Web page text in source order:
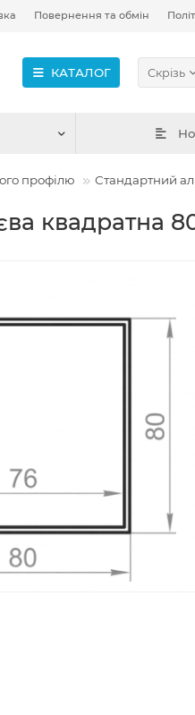
Повернення та обмін
КАТАЛОГ Скрізь
профілю Стандартний
квадратна